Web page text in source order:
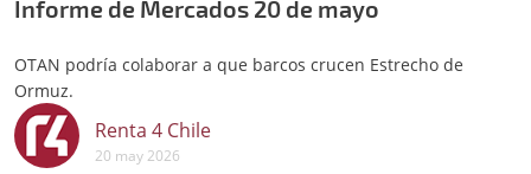
Informe de Mercados 20 de mayo
OTAN podría colaborar a que barcos crucen Estrecho de
Ormuz.
Renta 4 Chile
20 may 2026